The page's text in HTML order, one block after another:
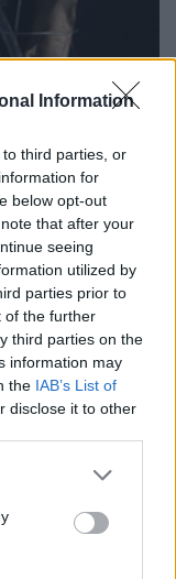
Information
third parties, or
for
below opt-out
that after your
seeing
utilized by
parties prior to
of the further
third parties on the
information may
the IAB’s List of
disclose it to other
or more Google
You may click to
party tags to
in below Google